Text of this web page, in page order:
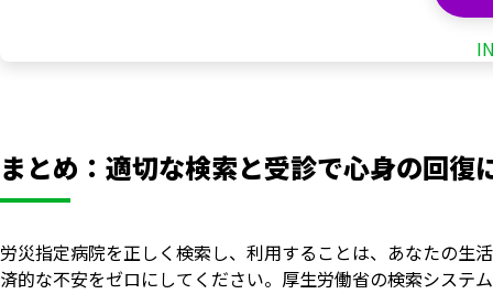
まとめ：適切な検索と受診で心身の回復
労災指定病院を正しく検索し、利用することは、あなたの生
済的な不安をゼロにしてください。厚生労働省の検索システ